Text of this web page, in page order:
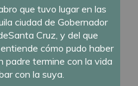
que tuvo lugar en las
ciudad de Gobernador
Cruz, y del que
cómo pudo haber
padre termine con la vida
con la suya.